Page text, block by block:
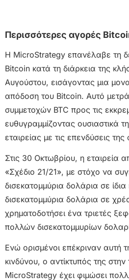
Περισσότερες αγορές
Η MicroStrategy επανέλαβε τη
Bitcoin κατά τη διάρκεια της
Αυγούστου, εισάγοντας μια
απόδοση του Bitcoin. Αυτό
συμμετοχών BTC προς τις
ευθυγραμμίζοντας ουσιαστικά
εταιρείας με τις επενδύσεις
Στις 30 Οκτωβρίου, η εταιρεία
«Σχέδιο 21/21», με στόχο να
δισεκατομμύρια δολάρια σε
δισεκατομμύρια δολάρια σε
χρηματοδοτήσει ένα τριετές
πολλών δισεκατομμυρίων
Ενώ ορισμένοι επέκριναν αυτή
κινδύνου, ο αντίκτυπός της στην
MicroStrategy έχει φιμώσει